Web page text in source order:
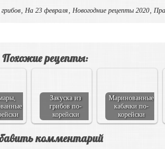
,На 23 февраля ,Новогодние рецепты 2020,
Похожие рецепты:
Закуска из
грибов по-
корейски
Маринованные
кабачки по-
корейски
комментарий